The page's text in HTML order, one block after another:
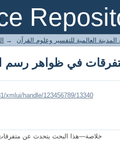
في ظواهر رسم
العالمية للتفسير وعلوم القرآن →
في ظواهر رسم
xmlui/handle/123456789/13340
خلاصة—هذا البحث يتحدث عن